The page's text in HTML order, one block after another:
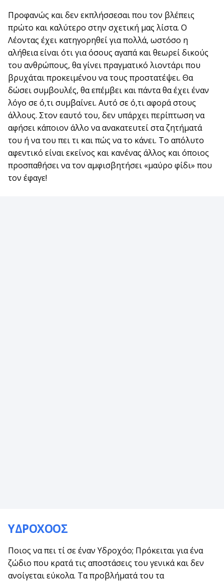
Προφανώς και δεν εκπλήσσεσαι που τον βλέπεις
πρώτο και καλύτερο στην σχετική μας λίστα. Ο
Λέοντας έχει κατηγορηθεί για πολλά, ωστόσο η
αλήθεια είναι ότι για όσους αγαπά και θεωρεί δικούς
του ανθρώπους, θα γίνει πραγματικό λιοντάρι που
βρυχάται προκειμένου να τους προστατέψει. Θα
δώσει συμβουλές, θα επέμβει και πάντα θα έχει έναν
λόγο σε ό,τι συμβαίνει. Αυτό σε ό,τι αφορά στους
άλλους. Στον εαυτό του, δεν υπάρχει περίπτωση να
αφήσει κάποιον άλλο να ανακατευτεί στα ζητήματά
του ή να του πει τι και πώς να το κάνει. Το απόλυτο
αφεντικό είναι εκείνος και κανένας άλλος και όποιος
προσπαθήσει να τον αμφισβητήσει «μαύρο φίδι» που
τον έφαγε!
ΥΔΡΟΧΟΟΣ
Ποιος να πει τί σε έναν Υδροχόο; Πρόκειται για ένα
ζώδιο που κρατά τις αποστάσεις του γενικά και δεν
ανοίγεται εύκολα. Τα προβλήματά του τα